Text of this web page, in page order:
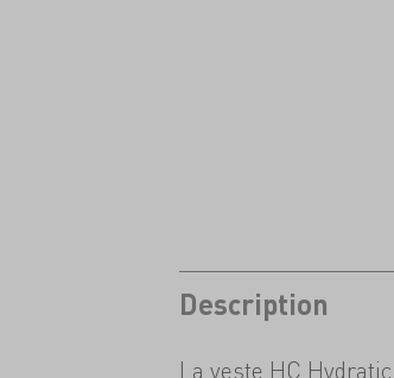
Description
La veste HC